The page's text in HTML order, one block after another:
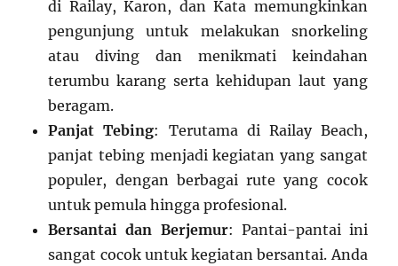
di Railay, Karon, dan Kata memungkinkan
pengunjung untuk melakukan snorkeling
atau diving dan menikmati keindahan
terumbu karang serta kehidupan laut yang
beragam.
Panjat Tebing: Terutama di Railay Beach,
panjat tebing menjadi kegiatan yang sangat
populer, dengan berbagai rute yang cocok
untuk pemula hingga profesional.
Bersantai dan Berjemur: Pantai-pantai ini
sangat cocok untuk kegiatan bersantai. Anda